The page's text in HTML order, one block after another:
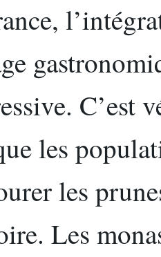
C’est
les
les
Les